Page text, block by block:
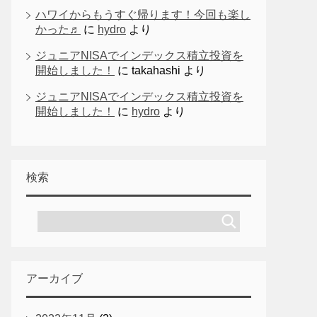
ハワイからもうすぐ帰ります！今回も楽し
かった♬
に hydro より
ジュニアNISAでインデックス積立投資を
開始しました！
に takahashi より
ジュニアNISAでインデックス積立投資を
開始しました！
に hydro より
検索
アーカイブ